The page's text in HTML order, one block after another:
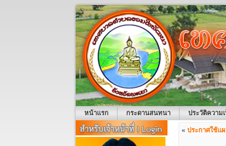
หน้าแรก กระดานสนทนา ประวัติความ
« ประกาศใช้แ